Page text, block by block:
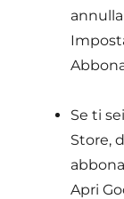
Se ti
Store,
Apri